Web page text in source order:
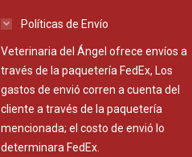
Políticas de Envío
Veterinaria del Ángel ofrece envíos a
través de la paquetería FedEx, Los
gastos de envió corren a cuenta del
cliente a través de la paquetería
mencionada; el costo de envió lo
determinara FedEx.